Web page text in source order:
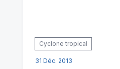
Cyclone tropical
31 Déc. 2013